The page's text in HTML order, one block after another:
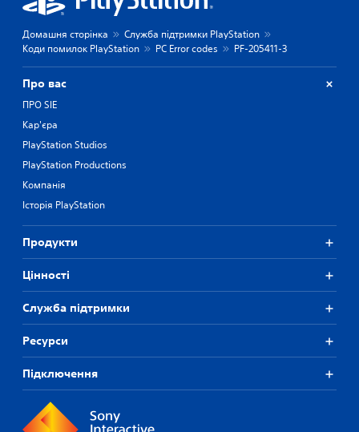
Домашня сторінка
Служба підтримки PlayStation
Коди помилок PlayStation
PC Error codes PF-205411-3
Про вас
ПРО SIE
Кар'єра
PlayStation Studios
PlayStation Productions
Компанія
Історія PlayStation
Продукти
Цiнностi
Служба підтримки
Ресурси
Підключення